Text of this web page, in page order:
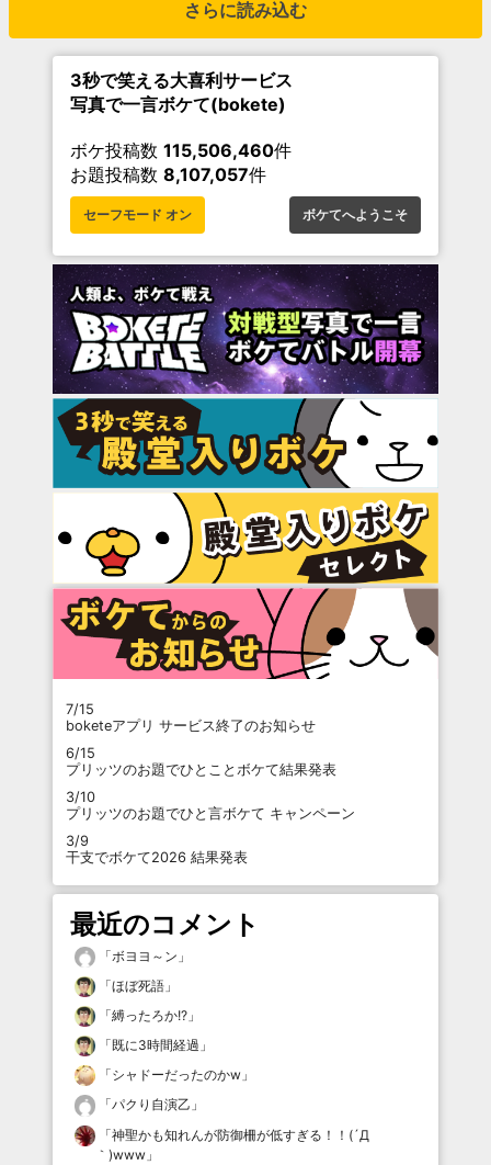
さらに読み込む
3秒で笑える大喜利サービス
写真で一言ボケて(bokete)
ボケ投稿数 115,506,460件
お題投稿数 8,107,057件
セーフモード オン ボケてへようこそ
7/15
boketeアプリ サービス終了のお知らせ
6/15
プリッツのお題でひとことボケて結果発表
3/10
プリッツのお題でひと言ボケて キャンペーン
3/9
干支でボケて2026 結果発表
最近のコメント
「ボヨヨ～ン 」
「ほぼ死語 」
「縛ったろか!? 」
「既に3時間経過 」
「シャドーだったのかw 」
「パクり自演乙 」
「神聖かも知れんが防御柵が低すぎる！！(´Д
｀)www 」